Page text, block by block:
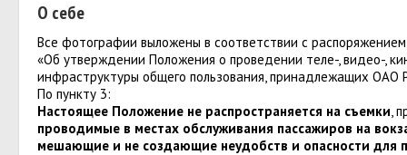
О себе
Все фотографии выложены в соответствии с
«Об утверждении Положения о проведении теле-, видео-,
инфраструктуры общего пользования, принадлежащих ОАО
По пункту 3:
Настоящее Положение не распространяется на съемки,
проводимые в местах обслуживания пассажиров на
мешающие и не создающие неудобств и опасности для